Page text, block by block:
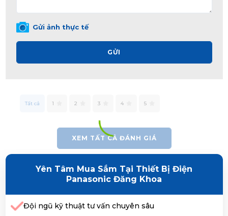
Gửi ảnh thực tế
GỬI
Tất cả 1 2 3 4 5
XEM TẤT CẢ ĐÁNH GIÁ
Yên Tâm Mua Sắm Tại Thiết Bị Điện
Panasonic Đăng Khoa
Đội ngũ kỹ thuật tư vấn chuyên sâu